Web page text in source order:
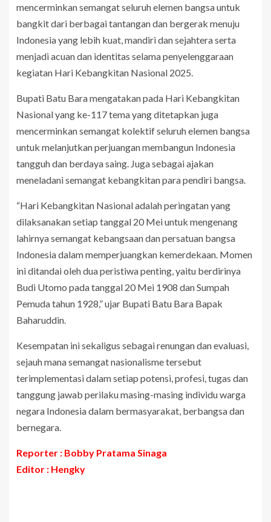
mencerminkan semangat seluruh elemen bangsa untuk
bangkit dari berbagai tantangan dan bergerak menuju
Indonesia yang lebih kuat, mandiri dan sejahtera serta
menjadi acuan dan identitas selama penyelenggaraan
kegiatan Hari Kebangkitan Nasional 2025.
Bupati Batu Bara mengatakan pada Hari Kebangkitan
Nasional yang ke-117 tema yang ditetapkan juga
mencerminkan semangat kolektif seluruh elemen bangsa
untuk melanjutkan perjuangan membangun Indonesia
tangguh dan berdaya saing. Juga sebagai ajakan
meneladani semangat kebangkitan para pendiri bangsa.
“Hari Kebangkitan Nasional adalah peringatan yang
dilaksanakan setiap tanggal 20 Mei untuk mengenang
lahirnya semangat kebangsaan dan persatuan bangsa
Indonesia dalam memperjuangkan kemerdekaan. Momen
ini ditandai oleh dua peristiwa penting, yaitu berdirinya
Budi Utomo pada tanggal 20 Mei 1908 dan Sumpah
Pemuda tahun 1928,” ujar Bupati Batu Bara Bapak
Baharuddin.
Kesempatan ini sekaligus sebagai renungan dan evaluasi,
sejauh mana semangat nasionalisme tersebut
terimplementasi dalam setiap potensi, profesi, tugas dan
tanggung jawab perilaku masing-masing individu warga
negara Indonesia dalam bermasyarakat, berbangsa dan
bernegara.
Reporter : Bobby Pratama Sinaga
Editor : Hengky